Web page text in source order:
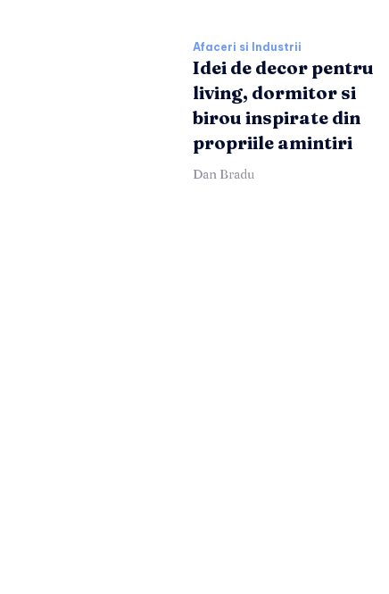
Afaceri si Industrii
Idei de decor pentru
living, dormitor si
birou inspirate din
propriile amintiri
Dan Bradu